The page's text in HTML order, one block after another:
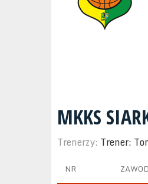
MKKS
Trenerzy: Trener:
NR